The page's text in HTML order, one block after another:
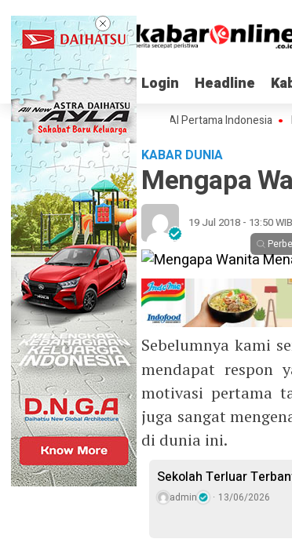
Login Headline
Login Headline
Lampung-1, Satelit AI Pertama Indonesia Daftar
KABAR DUNIA
Mengapa
19 Jul 2018 - 13:50 WIB
Sebelumnya kami
mendapat respon
motivasi pertama
juga sangat
di dunia ini.
Sekolah Terluar
admin 13/06/2026